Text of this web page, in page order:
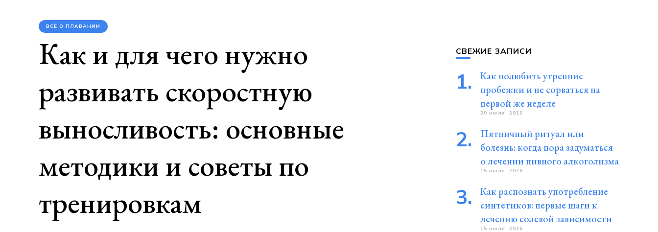
ВСЁ О ПЛАВАНИИ
Как и для чего нужно
развивать скоростную
выносливость: основные
методики и советы по
тренировкам
СВЕЖИЕ ЗАПИСИ
Как полюбить утренние
пробежки и не сорваться на
первой же неделе
20 июля, 2026
Пятничный ритуал или
болезнь: когда пора задуматься
о лечении пивного алкоголизма
15 июля, 2026
Как распознать употребление
синтетиков: первые шаги к
лечению солевой зависимости
15 июля, 2026